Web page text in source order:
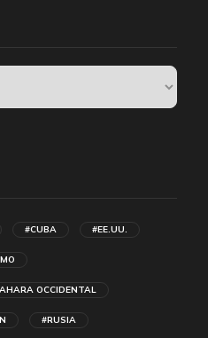
#CUBA #EE.UU.
OCCIDENTAL
#RUSIA